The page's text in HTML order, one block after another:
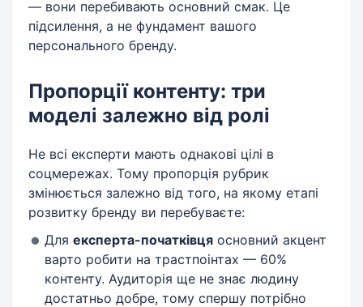
— вони перебивають основний смак. Це
підсилення, а не фундамент вашого
персонального бренду.
Пропорції контенту: три
моделі залежно від ролі
Не всі експерти мають однакові цілі в
соцмережах. Тому пропорція рубрик
змінюється залежно від того, на якому етапі
розвитку бренду ви перебуваєте:
Для експерта-початківця основний акцент
варто робити на трастпоінтах — 60%
контенту. Аудиторія ще не знає людину
достатньо добре, тому спершу потрібно